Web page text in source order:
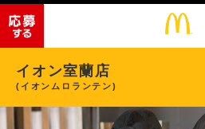
イオン室蘭店
(イオンムロランテン)